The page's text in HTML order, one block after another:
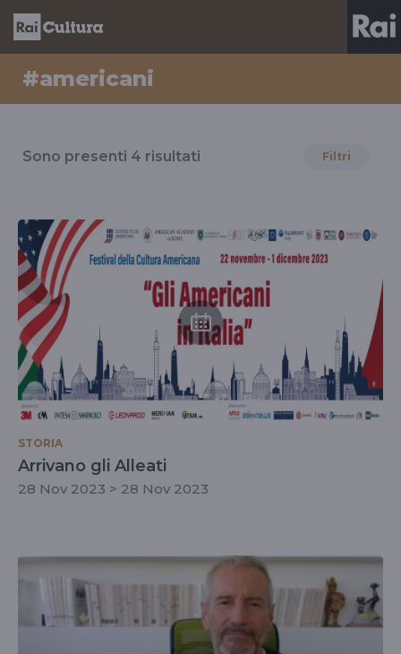
#americani
il
#americani
Sono presenti 4 risultati Filtri
STORIA
Arrivano gli Alleati
28 Nov 2023 > 28 Nov 2023